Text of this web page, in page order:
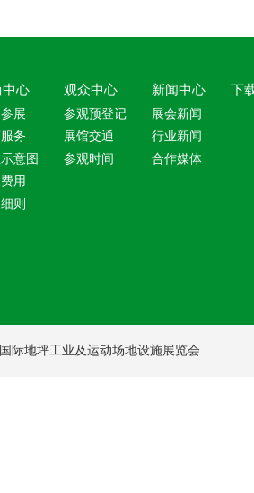
中心
展
务
意图
用
则
观众中心
参观预登记
展馆交通
参观时间
新闻中心
展会新闻
行业新闻
合作媒体
下
际地坪工业及运动场地设施展览会